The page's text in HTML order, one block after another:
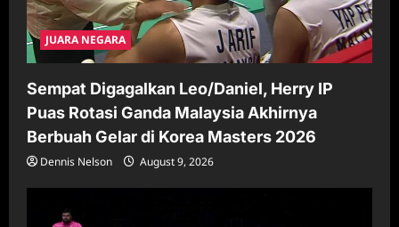
JUARA NEGARA
Sempat Digagalkan Leo/Daniel, Herry IP
Puas Rotasi Ganda Malaysia Akhirnya
Berbuah Gelar di Korea Masters 2026
Dennis Nelson August 9, 2026